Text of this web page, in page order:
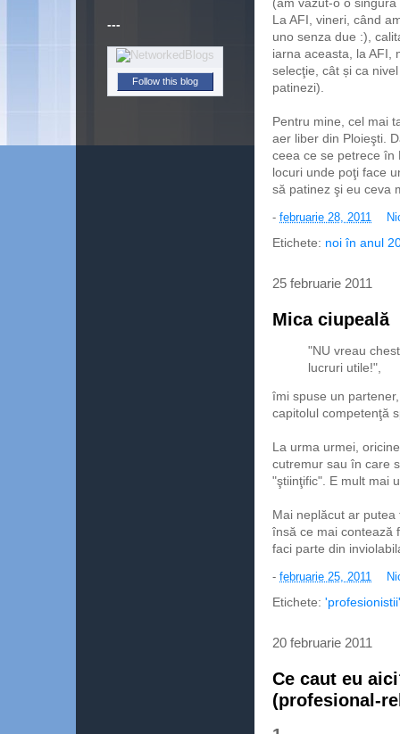
La AFI, vineri, când
uno senza due :),
iarna aceasta, la AFI,
selecţie, cât și ca
patinezi).
Pentru mine, cel mai
aer liber din Ploieşti.
ceea ce se petrece în
locuri unde poţi face
să patinez şi eu ceva
- februarie 28, 2011
Etichete: noi în anul
25 februarie 2011
Mica ciupeală
"NU vreau
lucruri utile!",
îmi spuse un
capitolul competenţă
La urma urmei,
cutremur sau în care
"ştiinţific". E mult mai
Mai neplăcut ar
însă ce mai contează
faci parte din
- februarie 25, 2011
Etichete: 'profesionistii'
20 februarie 2011
Ce caut eu
(profesional-
---
Follow this blog